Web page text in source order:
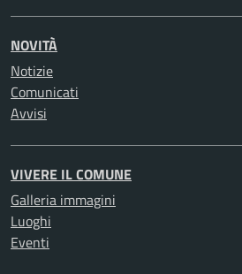
NOVITÀ
Notizie
Comunicati
Avvisi
VIVERE IL COMUNE
Galleria immagini
Luoghi
Eventi